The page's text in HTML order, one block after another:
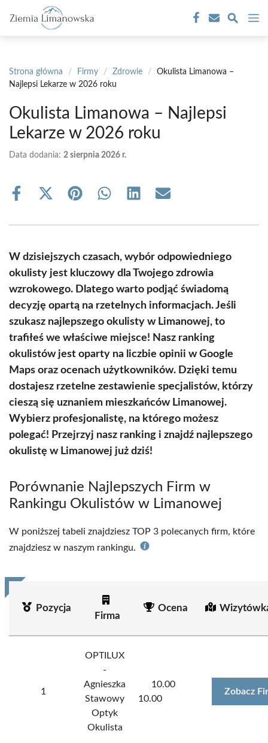
treści
Strona główna / Firmy / Zdrowie /
Okulista Limanowa –
Najlepsi Lekarze w 2026 roku
Okulista Limanowa – Najlepsi
Lekarze w 2026 roku
Data dodania: 2 sierpnia 2026 r.
Share
Share
(Twitter)
Share Share Share Share
W dzisiejszych czasach, wybór odpowiedniego
okulisty jest kluczowy dla Twojego zdrowia
wzrokowego. Dlatego warto podjąć świadomą
decyzję opartą na rzetelnych informacjach. Jeśli
szukasz najlepszego okulisty w Limanowej, to
trafiłeś we właściwe miejsce! Nasz ranking
okulistów jest oparty na liczbie opinii w Google
Maps oraz ocenach użytkowników. Dzięki temu
dostajesz rzetelne zestawienie specjalistów, którzy
cieszą się uznaniem mieszkańców Limanowej.
Wybierz profesjonalistę, na którego możesz
polegać! Przejrzyj nasz ranking i znajdź najlepszego
okulistę w Limanowej już dziś!
Porównanie Najlepszych Firm w
Rankingu Okulistów w Limanowej
W poniższej tabeli znajdziesz TOP 3 polecanych firm, które
znajdziesz w naszym rankingu.
Pozycja
Firma
Ocena
1
OPTILUX
-
Agnieszka
Stawowy
Optyk
Okulista
10.00
10.00
Zobacz